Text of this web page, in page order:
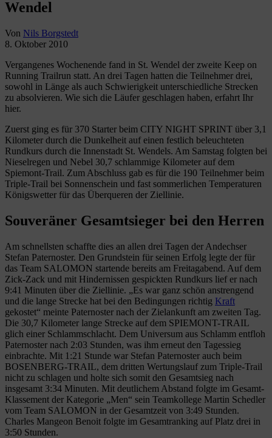
Wendel
Von Nils Borgstedt
8. Oktober 2010
Vergangenes Wochenende fand in St. Wendel der zweite Keep on
Running Trailrun statt. An drei Tagen hatten die Teilnehmer drei,
sowohl in Länge als auch Schwierigkeit unterschiedliche Strecken
zu absolvieren. Wie sich die Läufer geschlagen haben, erfahrt Ihr
hier.
Zuerst ging es für 370 Starter beim CITY NIGHT SPRINT über 3,1
Kilometer durch die Dunkelheit auf einen festlich beleuchteten
Rundkurs durch die Innenstadt St. Wendels. Am Samstag folgten bei
Nieselregen und Nebel 30,7 schlammige Kilometer auf dem
Spiemont-Trail. Zum Abschluss gab es für die 190 Teilnehmer beim
Triple-Trail bei Sonnenschein und fast sommerlichen Temperaturen
Königswetter für das Überqueren der Ziellinie.
Souveräner Gesamtsieger bei den Herren
Am schnellsten schaffte dies an allen drei Tagen der Andechser
Stefan Paternoster. Den Grundstein für seinen Erfolg legte der für
das Team SALOMON startende bereits am Freitagabend. Auf dem
Zick-Zack und mit Hindernissen gespickten Rundkurs lief er nach
9:41 Minuten über die Ziellinie. „Es war ganz schön anstrengend
und die lange Strecke hat bei den Bedingungen richtig Kraft
gekostet“ meinte Paternoster nach der Zielankunft am zweiten Tag.
Die 30,7 Kilometer lange Strecke auf dem SPIEMONT-TRAIL
glich einer Schlammschlacht. Dem Universum aus Schlamm entfloh
Paternoster nach 2:03 Stunden, was ihm erneut den Tagessieg
einbrachte. Mit 1:21 Stunde war Stefan Paternoster auch beim
BOSENBERG-TRAIL, dem dritten Wertungslauf zum Triple-Trail
nicht zu schlagen und holte sich somit den Gesamtsieg nach
insgesamt 3:34 Minuten. Mit deutlichem Abstand folgte im Gesamt-
Klassement der Kategorie „Men“ sein Teamkollege Martin Schedler
vom Team SALOMON in der Gesamtzeit von 3:49 Stunden.
Charles Mangeon Benoit folgte im Gesamtranking auf Platz drei in
3:50 Stunden.